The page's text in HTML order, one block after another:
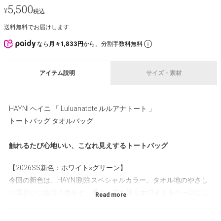
¥5,500税込
送料無料でお届けします
なら 月々1,833円から。分割手数料無料
アイテム説明 サイズ・素材
HAYNI ヘイニ 「 Luluanatote ルルアナトート 」
トートバッグ タオルバッグ
触れるたび心地いい、こなれ見えするトートバッグ
【2026SS新色：ホワイト×グリーン】
今回の新色は、HAYNI別注スペシャルカラー。タオル地のやさし
い風合いに似合う色をと、原点に立ち返りホワイトをベースにし